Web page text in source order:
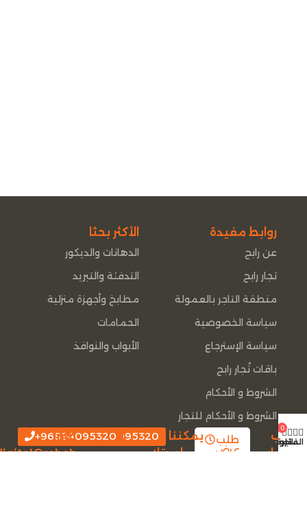
روابط مفيدة
عن رابح
تجار رابح
منطقة التاجر بالعمولة
سياسة الخصوصية
سياسة الإسترجاع
باقات تُجار رابح
الشروط و الأحكام
الشروط و الأحكام للتجار
الأكثر بحثا
الدهانات والديكور
التدفئة والتبريد
مطابخ وأجهزة منزلية
الحمامات
الأبواب والنوافذ
طلب
أسعار
طلب
عرض
يمكننا
مساعدتك
96894095320+
96894095320+
info-
المتجر
قائمة الرغبات
0
عربة
لوحة حسابي